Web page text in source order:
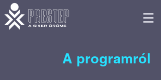
A programról